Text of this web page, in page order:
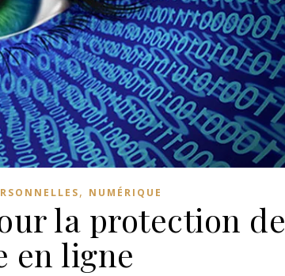
, NUMÉRIQUE
la protection de
en ligne